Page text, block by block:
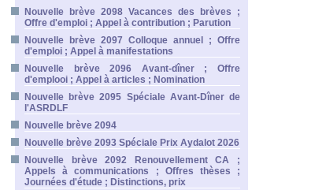
Nouvelle brève 2098 Vacances des brèves ;
Offre d'emploi ; Appel à contribution ; Parution
Nouvelle brève 2097 Colloque annuel ; Offre
d'emploi ; Appel à manifestations
Nouvelle brève 2096 Avant-dîner ; Offre
d'emplooi ; Appel à articles ; Nomination
Nouvelle brève 2095 Spéciale Avant-Dîner de
l'ASRDLF
Nouvelle brève 2094
Nouvelle brève 2093 Spéciale Prix Aydalot 2026
Nouvelle brève 2092 Renouvellement CA ;
Appels à communications ; Offres thèses ;
Journées d'étude ; Distinctions, prix